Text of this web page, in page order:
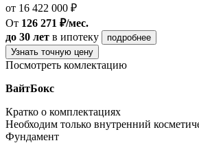
от 16 422 000 ₽
От 126 271 ₽/мес.
до 30 лет в ипотеку
подробнее
Узнать точную цену
Посмотреть комлектацию
ВайтБокс
Кратко о комплектациях
Необходим только внутренний
Фундамент